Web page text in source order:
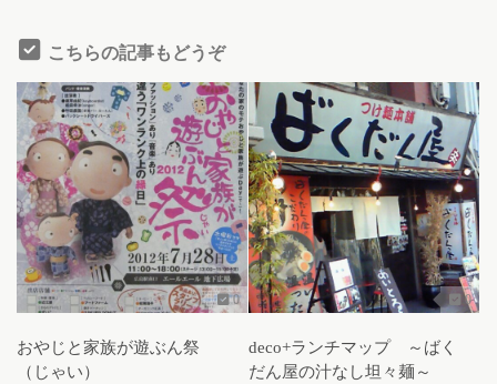
こちらの記事もどうぞ
0
おやじと家族が遊ぶん祭
（じゃい）
0
deco+ランチマップ ～ばく
だん屋の汁なし坦々麺～